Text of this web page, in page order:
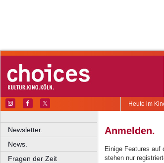
Heute im
Newsletter.
News.
Fragen der Zeit
Anmelden.
Einige Features auf
stehen nur